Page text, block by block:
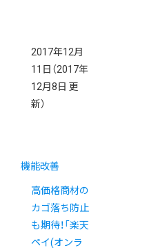
2017年12月
11日 （2017年
12月8日 更
新）
機能改善
高価格商材の
カゴ落ち防止
も期待！「楽天
ペイ(オンラ